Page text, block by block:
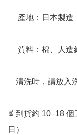
🔹 產地：日本製造
🔹 質料：棉、人造
🔹清洗時，請放入
⏳ 到貨約 10–18
日）